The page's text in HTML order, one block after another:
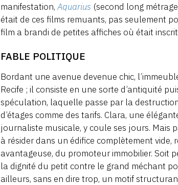
manifestation,Aquarius (second long
était de ces films remuants, pas seulement
film a brandi de petites affiches où était
FABLE POLITIQUE
Bordant une avenue devenue chic,
Recife ; il consiste en une sorte d’antiquité
spéculation, laquelle passe par la
d’étages comme des tarifs. Clara, une
journaliste musicale, y coule ses jours. Mais
à résider dans un édifice complètement
avantageuse, du promoteur immobilier. Soit
la dignité du petit contre le grand méchant
ailleurs, sans en dire trop, un motif